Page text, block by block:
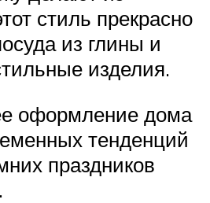
стиль прекрасно
из глины и
изделия.
оформление дома
тенденций
праздников